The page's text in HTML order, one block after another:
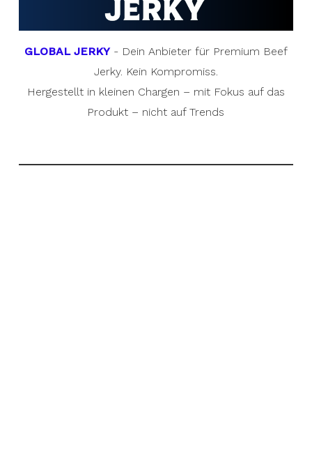
GLOBAL JERKY- Dein Anbieter für Premium Beef
Jerky. Kein Kompromiss.
Hergestellt in kleinen Chargen – mit Fokus auf das
Produkt – nicht auf Trends